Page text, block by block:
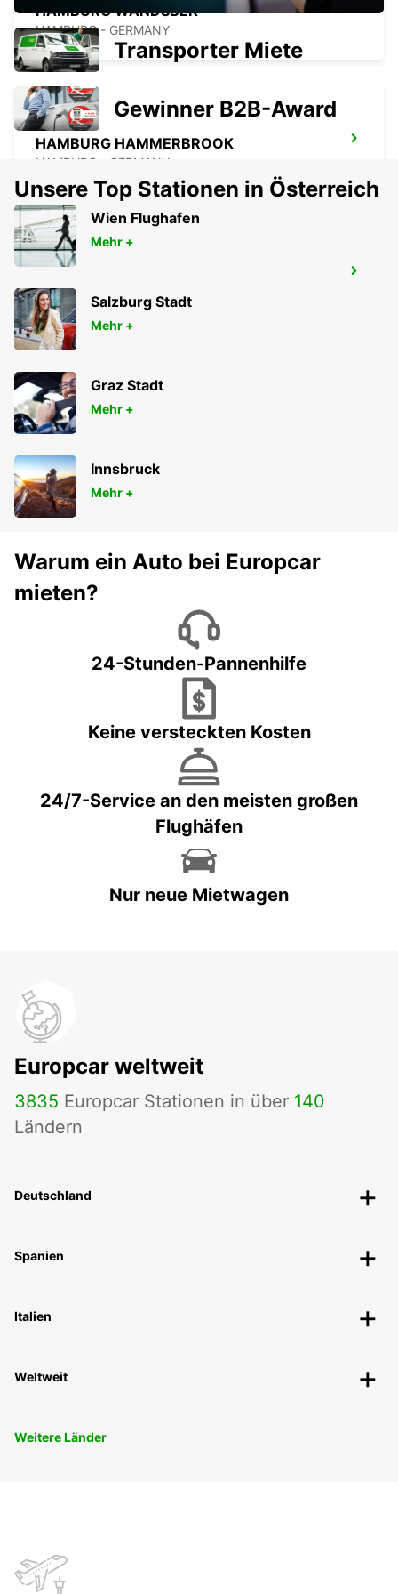
HAMBURG WANDSBEK
HAMBURG - GERMANY
HAMBURG HAMMERBROOK
HAMBURG - GERMANY
HAMBURG - GERMANY
Transporter Miete
Gewinner B2B-Award
Unsere Top Stationen in Österreich
Wien Flughafen
Mehr +
Salzburg Stadt
Mehr +
Graz Stadt
Mehr +
Innsbruck
Mehr +
Warum ein Auto bei Europcar
mieten?
24-Stunden-Pannenhilfe
Keine versteckten Kosten
24/7-Service an den meisten großen
Flughäfen
Nur neue Mietwagen
Europcar weltweit
3835 Europcar Stationen in über 140
Ländern
Deutschland
Spanien
Italien
Weltweit
Weitere Länder